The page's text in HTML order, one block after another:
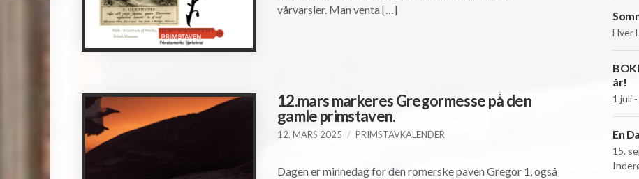
vårvarsler. Man venta […]
12.mars markeres Gregormesse på den
gamle primstaven.
12. MARS 2025 PRIMSTAVKALENDER
Dagen er minnedag for den romerske paven Gregor 1, også
Hver
år!
1.juli
En
15.